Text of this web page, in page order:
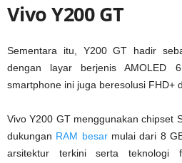
Vivo Y200 GT
Sementara itu, Y200 GT hadir
dengan layar berjenis AMOLED
smartphone ini juga beresolusi FHD+
Vivo Y200 GT menggunakan chipset
dukungan RAM besarmulai dari 8
arsitektur terkini serta teknologi